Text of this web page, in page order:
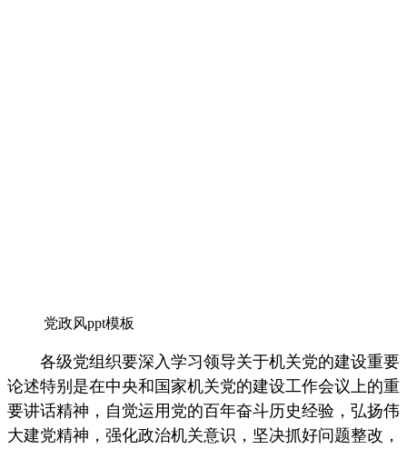
党政风ppt模板
各级党组织要深入学习领导关于机关党的建设重要
论述特别是在中央和国家机关党的建设工作会议上的重
要讲话精神，自觉运用党的百年奋斗历史经验，弘扬伟
大建党精神，强化政治机关意识，坚决抓好问题整改，